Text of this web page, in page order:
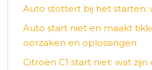
Auto stottert bij het starten:
Auto start niet en maakt
oorzaken en oplossingen
Citroën C1 start niet: wat